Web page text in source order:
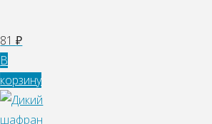
81₽
В
корзину